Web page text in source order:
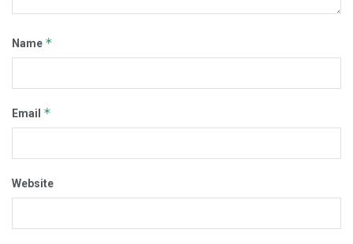
Name *
Email *
Website